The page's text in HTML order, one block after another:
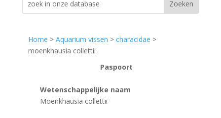
Home > Aquarium vissen > characidae >
moenkhausia collettii
Paspoort
Wetenschappelijke naam
Moenkhausia collettii